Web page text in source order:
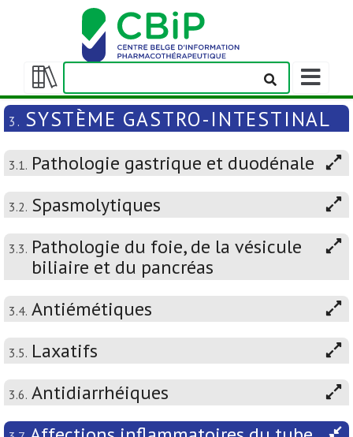
Afficher/masquer
la
table
matières
Afficher/
la
barre
de
navigation
3. SYSTÈME GASTRO-INTESTINAL
3.1. Pathologie gastrique et duodénale
3.2. Spasmolytiques
3.3. Pathologie du foie, de la vésicule
biliaire et du pancréas
3.4. Antiémétiques
3.5. Laxatifs
3.6. Antidiarrhéiques